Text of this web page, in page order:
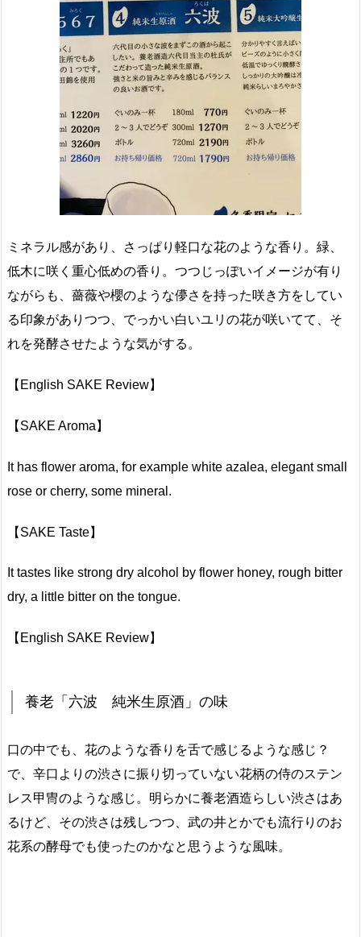
ミネラル感があり、さっぱり軽口な花のような香り。緑、
低木に咲く重心低めの香り。つつじっぽいイメージが有り
ながらも、薔薇や櫻のような儚さを持った咲き方をしてい
る印象がありつつ、でっかい白いユリの花が咲いてて、そ
れを発酵させたような気がする。
【English SAKE Review】
【SAKE Aroma】
It has flower aroma, for example white azalea, elegant small
rose or cherry, some mineral.
【SAKE Taste】
It tastes like strong dry alcohol by flower honey, rough bitter
dry, a little bitter on the tongue.
【English SAKE Review】
養老「六波 純米生原酒」の味
口の中でも、花のような香りを舌で感じるような感じ？
で、辛口よりの渋さに振り切っていない花柄の侍のステン
レス甲冑のような感じ。明らかに養老酒造らしい渋さはあ
るけど、その渋さは残しつつ、武の井とかでも流行りのお
花系の酵母でも使ったのかなと思うような風味。